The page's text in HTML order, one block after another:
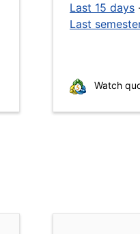
Last 15 days
Last
Watch